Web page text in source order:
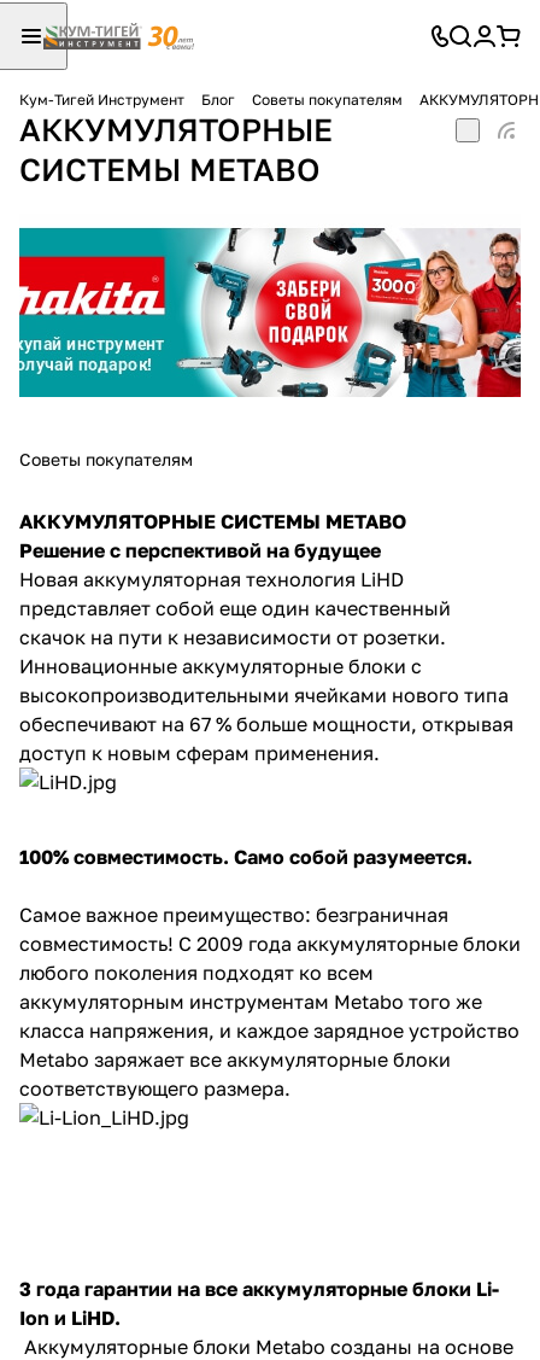
Кум-Тигей Инструмент Блог Советы покупателям
АККУМУЛЯТОРНЫЕ
СИСТЕМЫ METABO
Советы покупателям
АККУМУЛЯТОРНЫЕ СИСТЕМЫ METABO
Решение с перспективой на будущее
Новая аккумуляторная технология LiHD
представляет собой еще один качественный
скачок на пути к независимости от розетки.
Инновационные аккумуляторные блоки с
высокопроизводительными ячейками нового типа
обеспечивают на 67 % больше мощности, открывая
доступ к новым сферам применения.
100% совместимость. Само собой разумеется.
Самое важное преимущество: безграничная
совместимость! С 2009 года аккумуляторные блоки
любого поколения подходят ко всем
аккумуляторным инструментам Metabo того же
класса напряжения, и каждое зарядное устройство
Metabo заряжает все аккумуляторные блоки
соответствующего размера.
3 года гарантии на все аккумуляторные блоки Li-
Ion и LiHD.
Аккумуляторные блоки Metabo созданы на основе
Для клиентов всех банков
Разбейте
оплатуна части
без переплат
График платежей
25%
Добавляйте товары
в корзину
Оплачивайте сегодня только
25% картой любого банка
Получайте товар
списыватьсяс вашей карты
каждые 2 недели
Подробнее
об оплате Плайтом
раз в 2
недели
plait.ru